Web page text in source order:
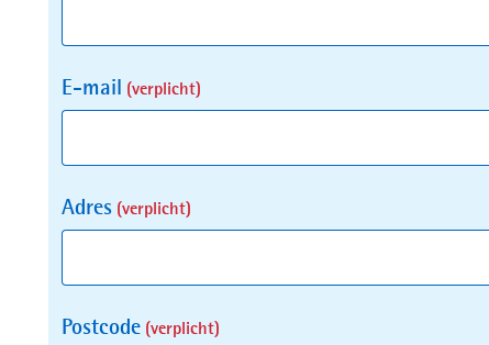
E-mail (verplicht)
Adres (verplicht)
Postcode (verplicht)